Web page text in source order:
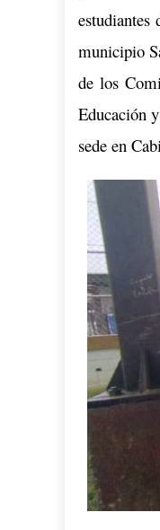
municipio
de los
Educación
sede en